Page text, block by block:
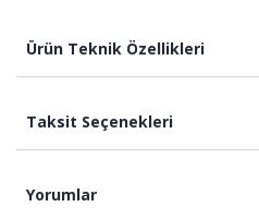
Ürün Teknik Özellikleri
Taksit Seçenekleri
Yorumlar